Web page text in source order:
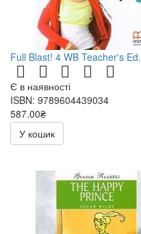
Full Blast! 4 WB Teacher's Ed.
Є в наявності
ISBN: 9789604439034
587.00₴
У кошик